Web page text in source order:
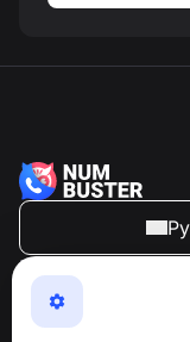
NumBuster ©
Максимально
телефонных